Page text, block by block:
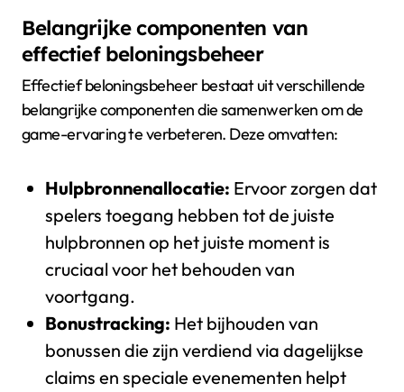
Belangrijke componenten van
effectief beloningsbeheer
Effectief beloningsbeheer bestaat uit verschillende
belangrijke componenten die samenwerken om de
game-ervaring te verbeteren. Deze omvatten:
Hulpbronnenallocatie: Ervoor zorgen dat
spelers toegang hebben tot de juiste
hulpbronnen op het juiste moment is
cruciaal voor het behouden van
voortgang.
Bonustracking: Het bijhouden van
bonussen die zijn verdiend via dagelijkse
claims en speciale evenementen helpt